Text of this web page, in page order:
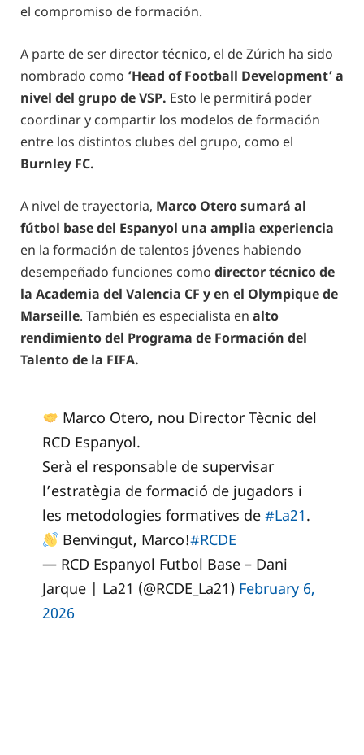
el compromiso de formación.
A parte de ser director técnico, el de Zúrich ha sido
nombrado como ‘Head of Football Development’ a
nivel del grupo de VSP. Esto le permitirá poder
coordinar y compartir los modelos de formación
entre los distintos clubes del grupo, como el
Burnley FC.
A nivel de trayectoria, Marco Otero sumará al
fútbol base del Espanyol una amplia experiencia
en la formación de talentos jóvenes habiendo
desempeñado funciones como director técnico de
la Academia del Valencia CF y en el Olympique de
Marseille. También es especialista en alto
rendimiento del Programa de Formación del
Talento de la FIFA.
Marco Otero, nou Director Tècnic del
RCD Espanyol.
Serà el responsable de supervisar
l’estratègia de formació de jugadors i
les metodologies formatives de #La21.
Benvingut, Marco!#RCDE
— RCD Espanyol Futbol Base – Dani
Jarque | La21 (@RCDE_La21) February 6,
2026